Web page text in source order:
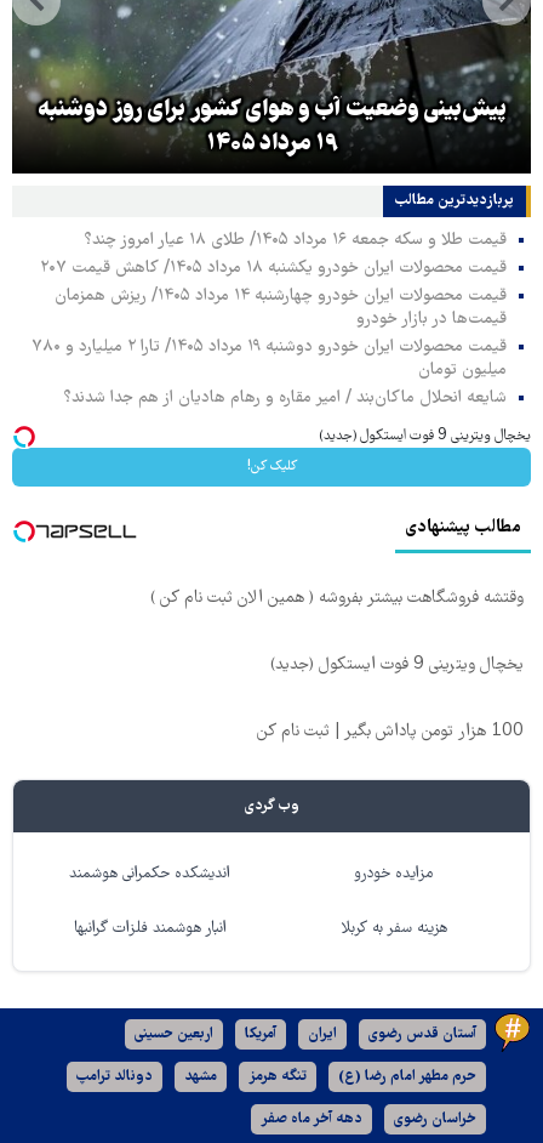
پیش‌بینی وضعیت آب و هوای کشور برای روز دوشنبه
۱۹ مرداد ۱۴۰۵
پربازدیدترین‌ مطالب
قیمت طلا و سکه جمعه ۱۶ مرداد ۱۴۰۵/ طلای ۱۸ عیار امروز چند؟
قیمت محصولات ایران خودرو یکشنبه ۱۸ مرداد ۱۴۰۵/ کاهش قیمت ۲۰۷
قیمت محصولات ایران خودرو چهارشنبه ۱۴ مرداد ۱۴۰۵/ ریزش همزمان
قیمت‌ها در بازار خودرو
قیمت محصولات ایران خودرو دوشنبه ۱۹ مرداد ۱۴۰۵/ تارا ۲ میلیارد و ۷۸۰
میلیون تومان
شایعه انحلال ماکان‌بند / امیر مقاره و رهام هادیان از هم جدا شدند؟
یخچال ویترینی 9 فوت ایستکول (جدید)
کلیک کن!
مطالب پیشنهادی
وقتشه فروشگاهت بیشتر بفروشه ( همین الان ثبت نام کن )
یخچال ویترینی 9 فوت ایستکول (جدید)
100 هزار تومن پاداش بگیر | ثبت نام کن
وب گردی
مزایده خودرو اندیشکده حکمرانی هوشمند
هزینه سفر به کربلا انبار هوشمند فلزات گرانبها
آستان قدس رضوی ایران آمریکا اربعین حسینی
حرم مطهر امام رضا (ع) تنگه هرمز مشهد دونالد ترامپ
خراسان رضوی دهه آخر ماه صفر